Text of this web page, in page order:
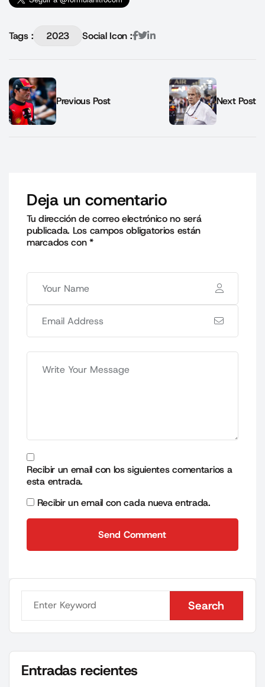
Tags : 2023 Social Icon :
Previous Post Next Post
Deja un comentario
Tu dirección de correo electrónico no será
publicada. Los campos obligatorios están
marcados con*
Recibir un email con los siguientes comentarios a
esta entrada.
Recibir un email con cada nueva entrada.
Send Comment
Search
Search
Entradas recientes